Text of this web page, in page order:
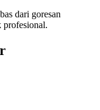
dari goresan
profesional.